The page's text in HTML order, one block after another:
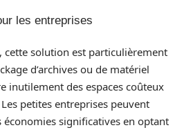
les entreprises
cette solution est particulièrement
d’archives ou de matériel
inutilement des espaces coûteux
petites entreprises peuvent
significatives en optant